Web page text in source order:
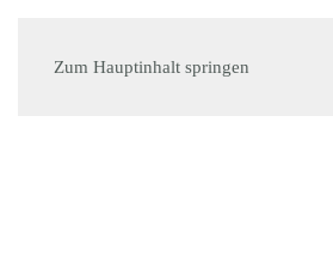
Zum Hauptinhalt springen